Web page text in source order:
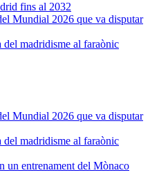
fins al 2032
del madridisme al faraònic
del madridisme al faraònic